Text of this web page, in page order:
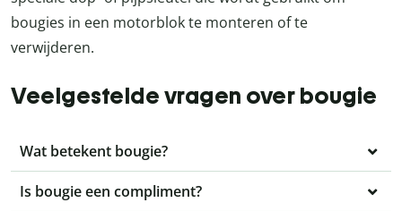
bougies in een motorblok te monteren of te
verwijderen.
Veelgestelde vragen over bougie
Wat betekent bougie?
Is bougie een compliment?